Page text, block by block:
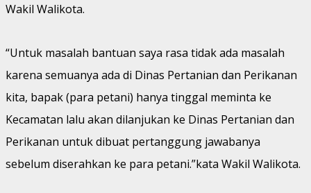
Wakil Walikota.
“Untuk masalah bantuan saya rasa tidak ada masalah
karena semuanya ada di Dinas Pertanian dan Perikanan
kita, bapak (para petani) hanya tinggal meminta ke
Kecamatan lalu akan dilanjukan ke Dinas Pertanian dan
Perikanan untuk dibuat pertanggung jawabanya
sebelum diserahkan ke para petani.”kata Wakil Walikota.